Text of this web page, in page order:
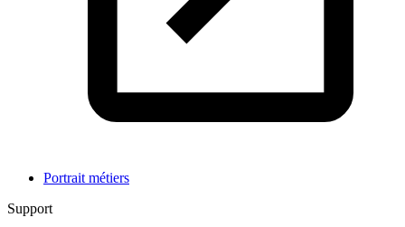
Portrait métiers
Support